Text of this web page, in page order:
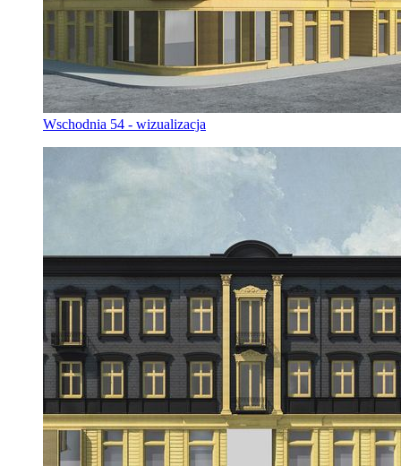
Wschodnia 54 - wizualizacja